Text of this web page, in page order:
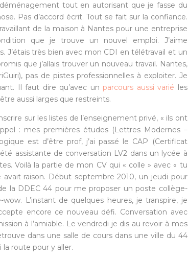
tout en autorisant que je fasse du
Pas d’accord écrit. Tout se fait sur la confiance.
de la maison à Nantes pour une entreprise
que je trouve un nouvel emploi. J’aime
J’étais très bien avec mon CDI en télétravail et un
que j’allais trouver un nouveau travail. Nantes,
pas de pistes professionnelles à exploiter. Je
Il faut dire qu’avec un parcours aussi varié les
aussi larges que restreints.
sur les listes de l’enseignement privé, « ils ont
: mes premières études (Lettres Modernes –
est d’être prof, j’ai passé le CAP (Certificat
assistante de conversation LV2 dans un lycée à
Voilà la partie de mon CV qui « colle » avec « tu
raison. Début septembre 2010, un jeudi pour
la DDEC 44 pour me proposer un poste collège-
L’instant de quelques heures, je transpire, je
encore ce nouveau défi. Conversation avec
à l’amiable. Le vendredi je dis au revoir à mes
dans une salle de cours dans une ville du 44
route pour y aller.